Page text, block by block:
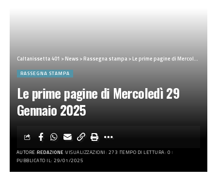
Caltanissetta 401 >News>Rassegna stampa>Le prime pagine di Mercoledì 29 Gennaio 2025
RASSEGNA STAMPA
Le prime pagine di Mercoledì 29
Gennaio 2025
AUTORE:REDAZIONE VISUALIZZAZIONI: 273 TEMPO DI LETTURA: 0
PUBBLICATO IL: 29/01/2025